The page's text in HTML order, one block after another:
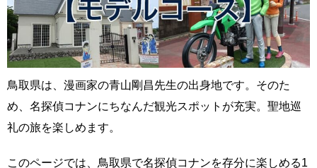
鳥取県は、漫画家の青山剛昌先生の出身地です。そのた
め、名探偵コナンにちなんだ観光スポットが充実。聖地巡
礼の旅を楽しめます。
このページでは、鳥取県で名探偵コナンを存分に楽しめる1